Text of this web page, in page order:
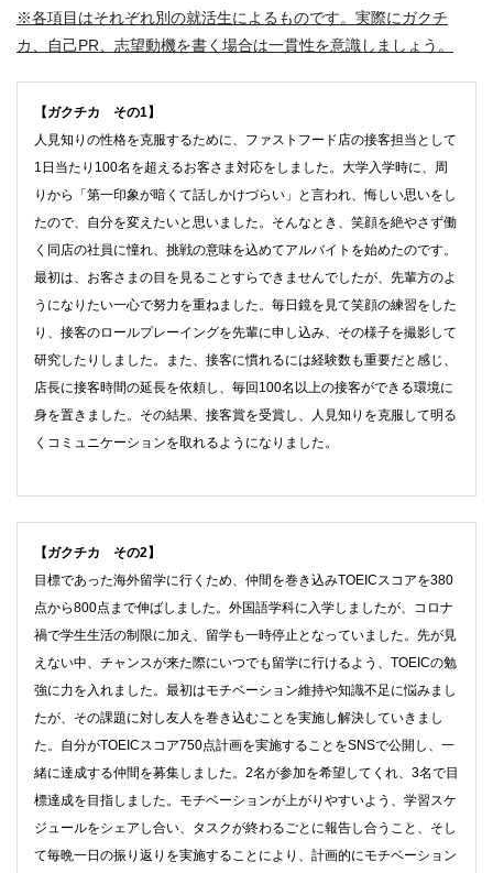
※各項目はそれぞれ別の就活生によるものです。実際にガクチ
カ、自己PR、志望動機を書く場合は一貫性を意識しましょう。
【ガクチカ その1】
人見知りの性格を克服するために、ファストフード店の接客担当として
1日当たり100名を超えるお客さま対応をしました。大学入学時に、周
りから「第一印象が暗くて話しかけづらい」と言われ、悔しい思いをし
たので、自分を変えたいと思いました。そんなとき、笑顔を絶やさず働
く同店の社員に憧れ、挑戦の意味を込めてアルバイトを始めたのです。
最初は、お客さまの目を見ることすらできませんでしたが、先輩方のよ
うになりたい一心で努力を重ねました。毎日鏡を見て笑顔の練習をした
り、接客のロールプレーイングを先輩に申し込み、その様子を撮影して
研究したりしました。また、接客に慣れるには経験数も重要だと感じ、
店長に接客時間の延長を依頼し、毎回100名以上の接客ができる環境に
身を置きました。その結果、接客賞を受賞し、人見知りを克服して明る
くコミュニケーションを取れるようになりました。
【ガクチカ その2】
目標であった海外留学に行くため、仲間を巻き込みTOEICスコアを380
点から800点まで伸ばしました。外国語学科に入学しましたが、コロナ
禍で学生生活の制限に加え、留学も一時停止となっていました。先が見
えない中、チャンスが来た際にいつでも留学に行けるよう、TOEICの勉
強に力を入れました。最初はモチベーション維持や知識不足に悩みまし
たが、その課題に対し友人を巻き込むことを実施し解決していきまし
た。自分がTOEICスコア750点計画を実施することをSNSで公開し、一
緒に達成する仲間を募集しました。2名が参加を希望してくれ、3名で目
標達成を目指しました。モチベーションが上がりやすいよう、学習スケ
ジュールをシェアし合い、タスクが終わるごとに報告し合うこと、そし
て毎晩一日の振り返りを実施することにより、計画的にモチベーション